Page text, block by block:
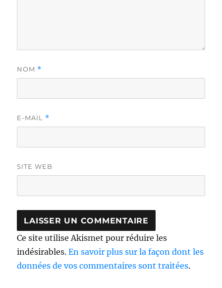
NOM *
E-MAIL *
SITE WEB
Ce site utilise Akismet pour réduire les
indésirables.En savoir plus sur la façon dont les
données de vos commentaires sont traitées.